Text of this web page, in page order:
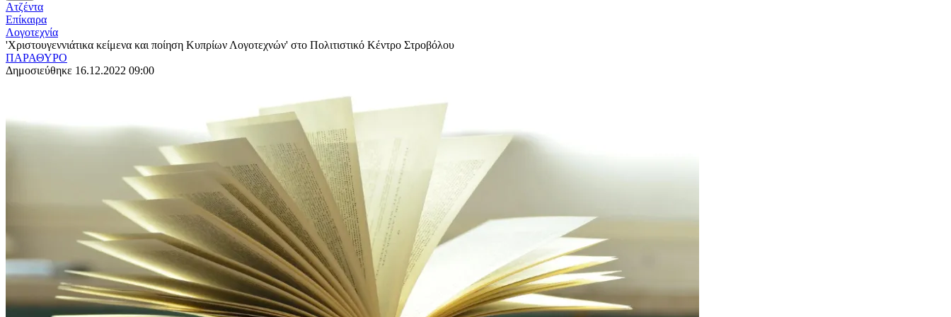
Ατζέντα
Επίκαιρα
Λογοτεχνία
'Χριστουγεννιάτικα κείμενα και ποίηση Κυπρίων Λογοτεχνών' στο Πολιτιστικό Κέντρο Στροβόλου
ΠΑΡΑΘΥΡΟ
Δημοσιεύθηκε 16.12.2022 09:00